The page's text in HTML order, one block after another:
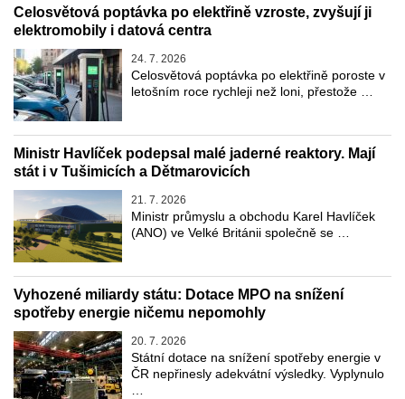
Celosvětová poptávka po elektřině vzroste, zvyšují ji
elektromobily i datová centra
24. 7. 2026
Celosvětová poptávka po elektřině poroste v
letošním roce rychleji než loni, přestože …
Ministr Havlíček podepsal malé jaderné reaktory. Mají
stát i v Tušimicích a Dětmarovicích
21. 7. 2026
Ministr průmyslu a obchodu Karel Havlíček
(ANO) ve Velké Británii společně se …
Vyhozené miliardy státu: Dotace MPO na snížení
spotřeby energie ničemu nepomohly
20. 7. 2026
Státní dotace na snížení spotřeby energie v
ČR nepřinesly adekvátní výsledky. Vyplynulo
…